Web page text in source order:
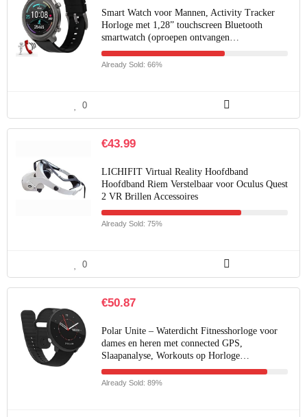
Smart Watch voor Mannen, Activity Tracker
Horloge met 1,28” touchscreen Bluetooth
smartwatch (oproepen ontvangen…
Already Sold: 66%
0
€43.99
LICHIFIT Virtual Reality Hoofdband
Hoofdband Riem Verstelbaar voor Oculus Quest
2 VR Brillen Accessoires
Already Sold: 75%
0
€50.87
Polar Unite – Waterdicht Fitnesshorloge voor
dames en heren met connected GPS,
Slaapanalyse, Workouts op Horloge…
Already Sold: 89%